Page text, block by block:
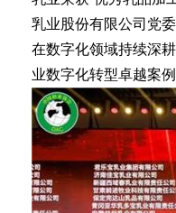
乳业股份有限公司党
在数字化领域持续深
业数字化转型卓越案例